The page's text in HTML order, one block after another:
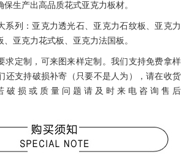
生产出高品质花式亚克力板材。
系列：亚克力透光石、亚克力石纹板、亚克力
亚克力花式板、亚克力法国板。
求定制，可来图来样定制。我们支持免费拿样
还支持破损补寄（只要不是人为），请在收货
破损或质量问题请及时来电咨询售后